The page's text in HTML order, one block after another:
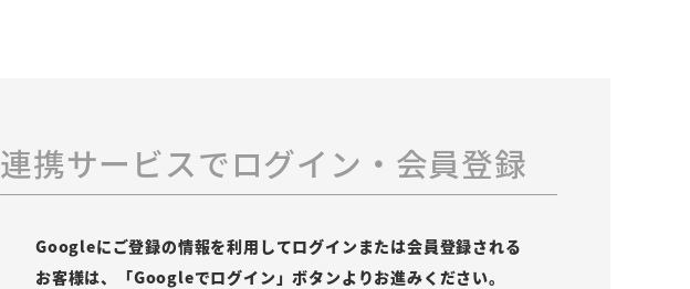
連携サービスでログイン・会員登録
Googleにご登録の情報を利用してログインまたは会員登録される
お客様は、「Googleでログイン」ボタンよりお進みください。